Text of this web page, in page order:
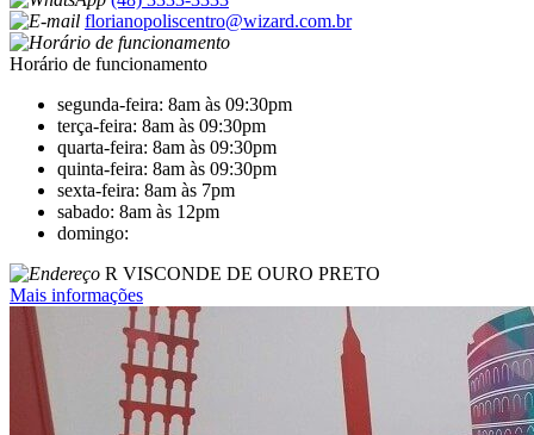
florianopoliscentro@wizard.com.br
Horário de funcionamento
segunda-feira: 8am às 09:30pm
terça-feira: 8am às 09:30pm
quarta-feira: 8am às 09:30pm
quinta-feira: 8am às 09:30pm
sexta-feira: 8am às 7pm
sabado: 8am às 12pm
domingo:
R VISCONDE DE OURO PRETO
Mais informações